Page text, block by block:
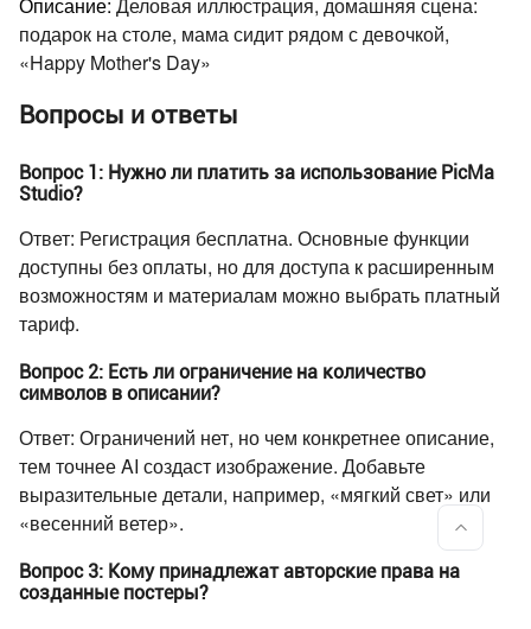
подарок на столе, мама сидит рядом с девочкой,
«Happy Mother's Day»
Вопросы и ответы
Вопрос 1: Нужно ли платить за использование PicMa
Studio?
Ответ: Регистрация бесплатна. Основные функции
доступны без оплаты, но для доступа к расширенным
возможностям и материалам можно выбрать платный
тариф.
Вопрос 2: Есть ли ограничение на количество
символов в описании?
Ответ: Ограничений нет, но чем конкретнее описание,
тем точнее AI создаст изображение. Добавьте
выразительные детали, например, «мягкий свет» или
«весенний ветер».
Вопрос 3: Кому принадлежат авторские права на
созданные постеры?